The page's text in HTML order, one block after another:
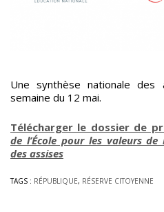
Une synthèse nationale
semaine du 12 mai.
Télécharger le dossier de
de l’École pour les valeurs
des assises
TAGS : RÉPUBLIQUE, RÉSERVE CITOYENNE